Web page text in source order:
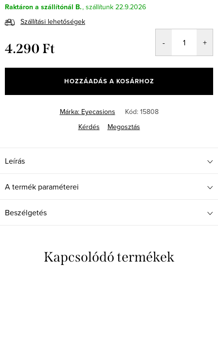
Raktáron a szállítónál B.
22.9.2026
Szállítási lehetőségek
4.290 Ft
HOZZÁADÁS A KOSÁRHOZ
Márka: Eyecasions Kód: 15808
Kérdés
Megosztás
Leírás
A termék paraméterei
Beszélgetés
Kapcsolódó termékek